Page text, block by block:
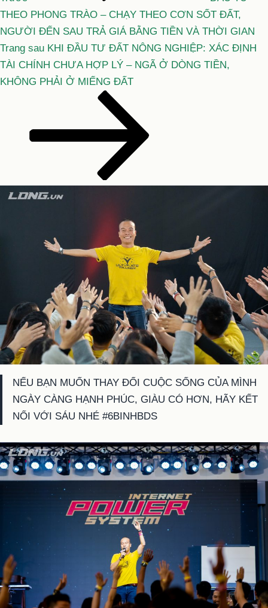
THEO PHONG TRÀO – CHẠY THEO CƠN SỐT ĐẤT,
NGƯỜI ĐẾN SAU TRẢ GIÁ BẰNG TIỀN VÀ THỜI GIAN
Bài
tiếp
theo
Trang sau KHI ĐẦU TƯ ĐẤT NÔNG NGHIỆP: XÁC ĐỊNH
TÀI CHÍNH CHƯA HỢP LÝ – NGÃ Ở DÒNG TIỀN,
KHÔNG PHẢI Ở MIẾNG ĐẤT
NẾU BẠN MUỐN THAY ĐỔI CUỘC SỐNG CỦA MÌNH
NGÀY CÀNG HẠNH PHÚC, GIÀU CÓ HƠN, HÃY KẾT
NỐI VỚI SÁU NHÉ #6BINHBDS